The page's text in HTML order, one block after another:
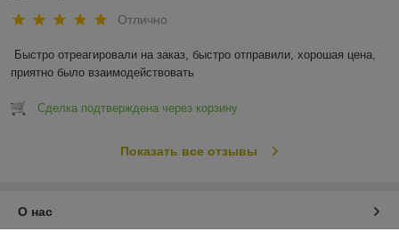
Отлично
Быстро отреагировали на заказ, быстро отправили, хорошая цена,
приятно было взаимодействовать
Сделка подтверждена через корзину
Показать все отзывы
О нас